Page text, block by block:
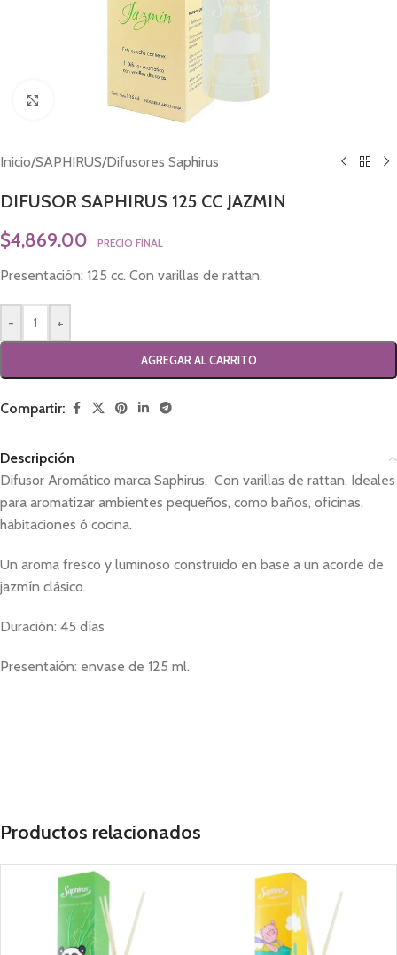
Click to enlarge
Inicio/SAPHIRUS/Difusores Saphirus
DIFUSOR SAPHIRUS 125 CC JAZMIN
$4,869.00 PRECIO FINAL
Presentación: 125 cc. Con varillas de rattan.
- +
AGREGAR AL CARRITO
Compartir:
Descripción
Difusor Aromático marca Saphirus. Con varillas de rattan. Ideales
para aromatizar ambientes pequeños, como baños, oficinas,
habitaciones ó cocina.
Un aroma fresco y luminoso construido en base a un acorde de
jazmín clásico.
Duración: 45 días
Presentaión: envase de 125 ml.
Productos relacionados